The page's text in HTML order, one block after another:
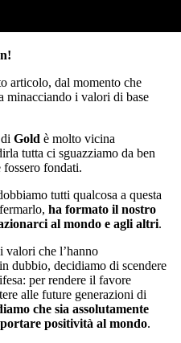
articolo, dal momento che
minacciando i valori di base
Gold è molto vicina
tutta ci sguazziamo da ben
fondati.
tutti qualcosa a questa
ha formato il nostro
al mondo e agli altri.
valori che l’hanno
dubbio, decidiamo di scendere
per rendere il favore
alle future generazioni di
che sia assolutamente
positività al mondo.